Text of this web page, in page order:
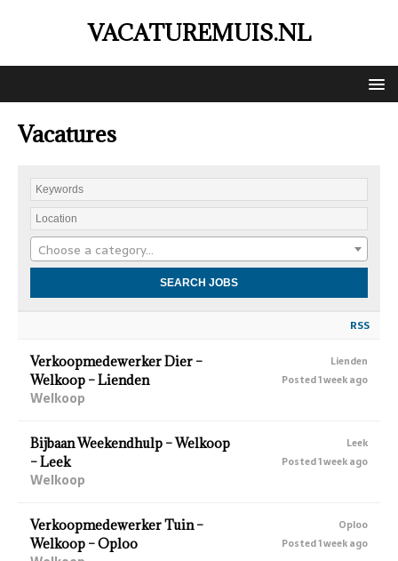
VACATUREMUIS.NL
Vacatures
Choose a category…
RSS
Verkoopmedewerker Dier –
Welkoop – Lienden
Welkoop
Lienden
Posted 1 week ago
Bijbaan Weekendhulp – Welkoop
– Leek
Welkoop
Leek
Posted 1 week ago
Verkoopmedewerker Tuin –
Welkoop – Oploo
Oploo
Posted 1 week ago